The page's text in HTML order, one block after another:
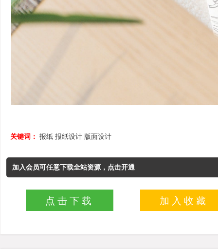
关键词： 报纸 报纸设计 版面设计
加入会员可任意下载全站资源，点击开通
点击下载 加入收藏